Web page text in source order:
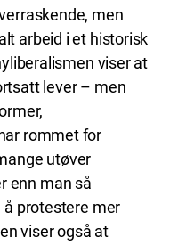
men
arbeid i et historisk
viser at
lever – men
rommet for
utøver
enn man så
å protestere mer
viser også at